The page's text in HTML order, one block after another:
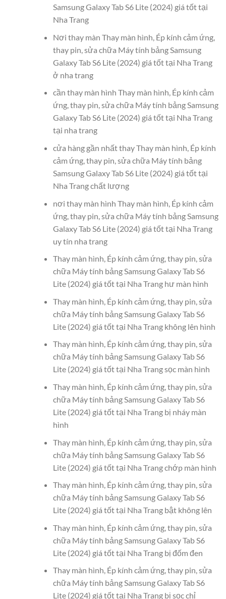
Samsung Galaxy Tab S6 Lite (2024) giá tốt tại
Nha Trang
Nơi thay màn Thay màn hình, Ép kính cảm ứng,
thay pin, sửa chữa Máy tính bảng Samsung
Galaxy Tab S6 Lite (2024) giá tốt tại Nha Trang
ở nha trang
cần thay màn hình Thay màn hình, Ép kính cảm
ứng, thay pin, sửa chữa Máy tính bảng Samsung
Galaxy Tab S6 Lite (2024) giá tốt tại Nha Trang
tại nha trang
cửa hàng gần nhất thay Thay màn hình, Ép kính
cảm ứng, thay pin, sửa chữa Máy tính bảng
Samsung Galaxy Tab S6 Lite (2024) giá tốt tại
Nha Trang chất lượng
nơi thay màn hình Thay màn hình, Ép kính cảm
ứng, thay pin, sửa chữa Máy tính bảng Samsung
Galaxy Tab S6 Lite (2024) giá tốt tại Nha Trang
uy tín nha trang
Thay màn hình, Ép kính cảm ứng, thay pin, sửa
chữa Máy tính bảng Samsung Galaxy Tab S6
Lite (2024) giá tốt tại Nha Trang hư màn hình
Thay màn hình, Ép kính cảm ứng, thay pin, sửa
chữa Máy tính bảng Samsung Galaxy Tab S6
Lite (2024) giá tốt tại Nha Trang không lên hình
Thay màn hình, Ép kính cảm ứng, thay pin, sửa
chữa Máy tính bảng Samsung Galaxy Tab S6
Lite (2024) giá tốt tại Nha Trang sọc màn hình
Thay màn hình, Ép kính cảm ứng, thay pin, sửa
chữa Máy tính bảng Samsung Galaxy Tab S6
Lite (2024) giá tốt tại Nha Trang bị nháy màn
hình
Thay màn hình, Ép kính cảm ứng, thay pin, sửa
chữa Máy tính bảng Samsung Galaxy Tab S6
Lite (2024) giá tốt tại Nha Trang chớp màn hình
Thay màn hình, Ép kính cảm ứng, thay pin, sửa
chữa Máy tính bảng Samsung Galaxy Tab S6
Lite (2024) giá tốt tại Nha Trang bật không lên
Thay màn hình, Ép kính cảm ứng, thay pin, sửa
chữa Máy tính bảng Samsung Galaxy Tab S6
Lite (2024) giá tốt tại Nha Trang bị đốm đen
Thay màn hình, Ép kính cảm ứng, thay pin, sửa
chữa Máy tính bảng Samsung Galaxy Tab S6
Lite (2024) giá tốt tại Nha Trang bị sọc chỉ